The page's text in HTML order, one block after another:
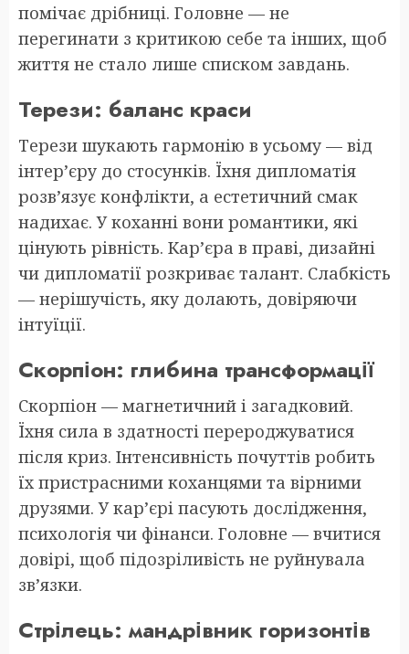
помічає дрібниці. Головне — не
перегинати з критикою себе та інших, щоб
життя не стало лише списком завдань.
Терези: баланс краси
Терези шукають гармонію в усьому — від
інтер’єру до стосунків. Їхня дипломатія
розв’язує конфлікти, а естетичний смак
надихає. У коханні вони романтики, які
цінують рівність. Кар’єра в праві, дизайні
чи дипломатії розкриває талант. Слабкість
— нерішучість, яку долають, довіряючи
інтуїції.
Скорпіон: глибина трансформації
Скорпіон — магнетичний і загадковий.
Їхня сила в здатності перероджуватися
після криз. Інтенсивність почуттів робить
їх пристрасними коханцями та вірними
друзями. У кар’єрі пасують дослідження,
психологія чи фінанси. Головне — вчитися
довірі, щоб підозріливість не руйнувала
зв’язки.
Стрілець: мандрівник горизонтів